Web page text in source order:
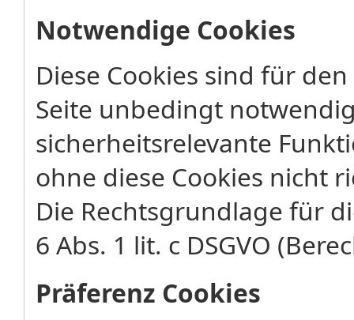
Notwendige Cookies
Diese Cookies sind für
Seite unbedingt
sicherheitsrelevante
ohne diese Cookies nicht
Die Rechtsgrundlage für
6 Abs. 1 lit. c DSGVO
Präferenz Cookies